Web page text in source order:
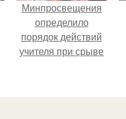
Минпросвещения
определило
порядок действий
учителя при срыве